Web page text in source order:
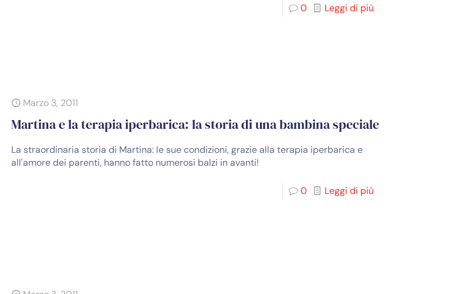
0 Leggi di più
Marzo 3, 2011
Martina e la terapia iperbarica: la storia di una bambina speciale
La straordinaria storia di Martina: le sue condizioni, grazie alla terapia iperbarica e
all'amore dei parenti, hanno fatto numerosi balzi in avanti!
0 Leggi di più